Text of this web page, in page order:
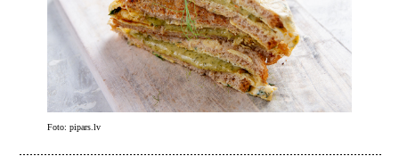
Foto: pipars.lv